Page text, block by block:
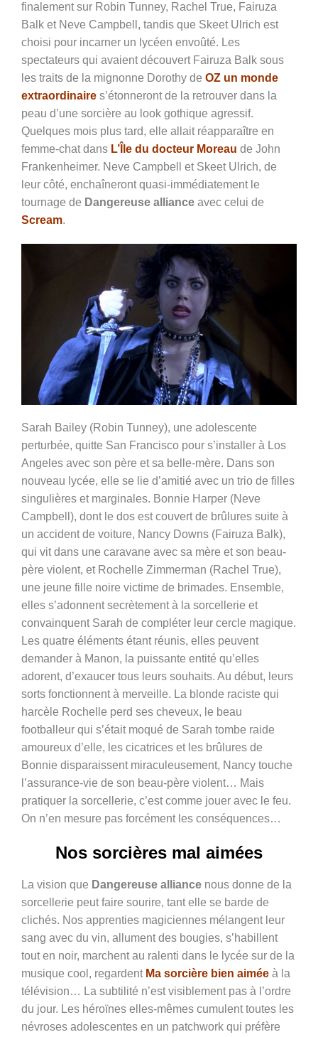
finalement sur Robin Tunney, Rachel True, Fairuza
Balk et Neve Campbell, tandis que Skeet Ulrich est
choisi pour incarner un lycéen envoûté. Les
spectateurs qui avaient découvert Fairuza Balk sous
les traits de la mignonne Dorothy de OZ un monde
extraordinaire s’étonneront de la retrouver dans la
peau d’une sorcière au look gothique agressif.
Quelques mois plus tard, elle allait réapparaître en
femme-chat dans L’Île du docteur Moreau de John
Frankenheimer. Neve Campbell et Skeet Ulrich, de
leur côté, enchaîneront quasi-immédiatement le
tournage de Dangereuse alliance avec celui de
Scream.
Sarah Bailey (Robin Tunney), une adolescente
perturbée, quitte San Francisco pour s’installer à Los
Angeles avec son père et sa belle-mère. Dans son
nouveau lycée, elle se lie d’amitié avec un trio de filles
singulières et marginales. Bonnie Harper (Neve
Campbell), dont le dos est couvert de brûlures suite à
un accident de voiture, Nancy Downs (Fairuza Balk),
qui vit dans une caravane avec sa mère et son beau-
père violent, et Rochelle Zimmerman (Rachel True),
une jeune fille noire victime de brimades. Ensemble,
elles s’adonnent secrètement à la sorcellerie et
convainquent Sarah de compléter leur cercle magique.
Les quatre éléments étant réunis, elles peuvent
demander à Manon, la puissante entité qu’elles
adorent, d’exaucer tous leurs souhaits. Au début, leurs
sorts fonctionnent à merveille. La blonde raciste qui
harcèle Rochelle perd ses cheveux, le beau
footballeur qui s’était moqué de Sarah tombe raide
amoureux d’elle, les cicatrices et les brûlures de
Bonnie disparaissent miraculeusement, Nancy touche
l’assurance-vie de son beau-père violent… Mais
pratiquer la sorcellerie, c’est comme jouer avec le feu.
On n’en mesure pas forcément les conséquences…
Nos sorcières mal aimées
La vision que Dangereuse alliance nous donne de la
sorcellerie peut faire sourire, tant elle se barde de
clichés. Nos apprenties magiciennes mélangent leur
sang avec du vin, allument des bougies, s’habillent
tout en noir, marchent au ralenti dans le lycée sur de la
musique cool, regardent Ma sorcière bien aimée à la
télévision… La subtilité n’est visiblement pas à l’ordre
du jour. Les héroïnes elles-mêmes cumulent toutes les
névroses adolescentes en un patchwork qui préfère